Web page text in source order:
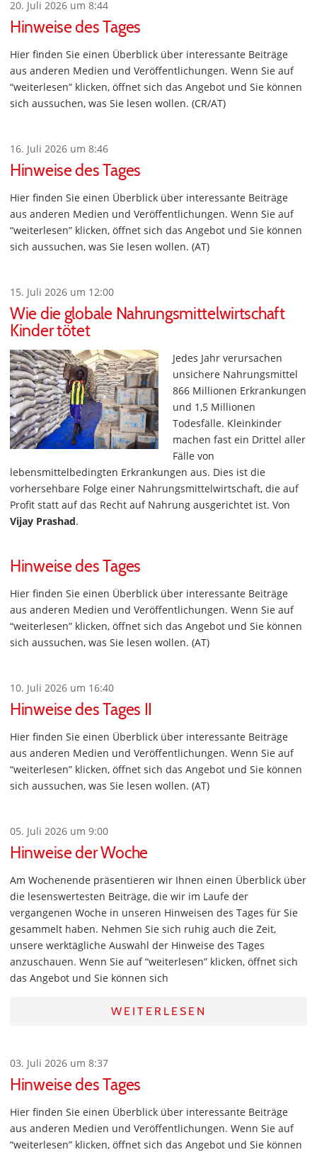
20. Juli 2026 um 8:44
Hinweise des Tages
Hier finden Sie einen Überblick über interessante Beiträge
aus anderen Medien und Veröffentlichungen. Wenn Sie auf
“weiterlesen” klicken, öffnet sich das Angebot und Sie können
sich aussuchen, was Sie lesen wollen. (CR/AT)
16. Juli 2026 um 8:46
Hinweise des Tages
Hier finden Sie einen Überblick über interessante Beiträge
aus anderen Medien und Veröffentlichungen. Wenn Sie auf
“weiterlesen” klicken, öffnet sich das Angebot und Sie können
sich aussuchen, was Sie lesen wollen. (AT)
15. Juli 2026 um 12:00
Wie die globale Nahrungsmittelwirtschaft
Kinder tötet
Jedes Jahr verursachen
unsichere Nahrungsmittel
866 Millionen Erkrankungen
und 1,5 Millionen
Todesfälle. Kleinkinder
machen fast ein Drittel aller
Fälle von
lebensmittelbedingten Erkrankungen aus. Dies ist die
vorhersehbare Folge einer Nahrungsmittelwirtschaft, die auf
Profit statt auf das Recht auf Nahrung ausgerichtet ist. Von
Vijay Prashad.
Hinweise des Tages
Hier finden Sie einen Überblick über interessante Beiträge
aus anderen Medien und Veröffentlichungen. Wenn Sie auf
“weiterlesen” klicken, öffnet sich das Angebot und Sie können
sich aussuchen, was Sie lesen wollen. (AT)
10. Juli 2026 um 16:40
Hinweise des Tages II
Hier finden Sie einen Überblick über interessante Beiträge
aus anderen Medien und Veröffentlichungen. Wenn Sie auf
“weiterlesen” klicken, öffnet sich das Angebot und Sie können
sich aussuchen, was Sie lesen wollen. (AT)
05. Juli 2026 um 9:00
Hinweise der Woche
Am Wochenende präsentieren wir Ihnen einen Überblick über
die lesenswertesten Beiträge, die wir im Laufe der
vergangenen Woche in unseren Hinweisen des Tages für Sie
gesammelt haben. Nehmen Sie sich ruhig auch die Zeit,
unsere werktägliche Auswahl der Hinweise des Tages
anzuschauen. Wenn Sie auf “weiterlesen” klicken, öffnet sich
das Angebot und Sie können sich
WEITERLESEN
03. Juli 2026 um 8:37
Hinweise des Tages
Hier finden Sie einen Überblick über interessante Beiträge
aus anderen Medien und Veröffentlichungen. Wenn Sie auf
“weiterlesen” klicken, öffnet sich das Angebot und Sie können